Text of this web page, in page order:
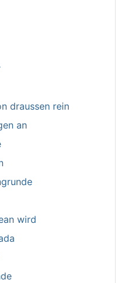
draussen rein
an
wird